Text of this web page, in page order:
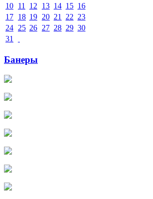
10 11 12 13 14 15 16
17 18 19 20 21 22 23
24 25 26 27 28 29 30
31
Банеры